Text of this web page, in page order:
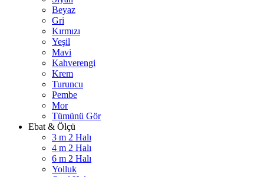
Beyaz
Gri
Kırmızı
Yeşil
Mavi
Kahverengi
Krem
Turuncu
Pembe
Mor
Tümünü Gör
Ebat & Ölçü
3 m 2 Halı
4 m 2 Halı
6 m 2 Halı
Yolluk